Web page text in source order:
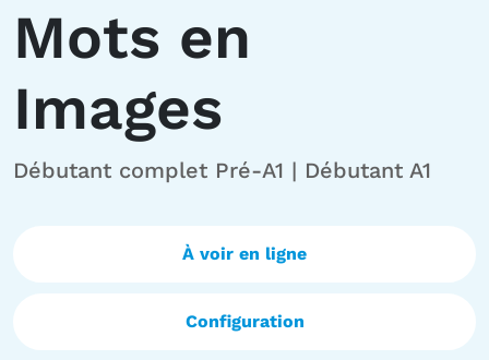
Mots en
Images
Débutant complet Pré-A1 | Débutant A1
À voir en ligne
Configuration